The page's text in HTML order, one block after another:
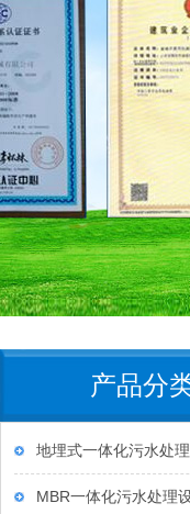
产品分
地埋式一体化污水处
MBR一体化污水处理